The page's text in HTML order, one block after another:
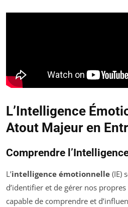
L’Intelligence
Atout Majeur en
Comprendre
L’intelligence émotionnelle (IE)
d’identifier et de gérer nos
capable de comprendre et